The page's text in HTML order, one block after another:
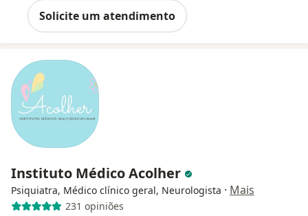
Solicite um atendimento
Instituto Médico Acolher
Psiquiatra, Médico clínico geral, Neurologista · Mais
231 opiniões